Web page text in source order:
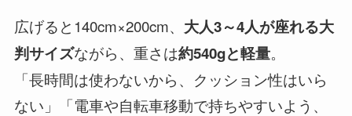
広げると140cm×200cm、 大人3～4人が座れる大
判サイズながら、重さは約540gと軽量。
「長時間は使わないから、クッション性はいら
ない」「電車や自転車移動で持ちやすいよう、